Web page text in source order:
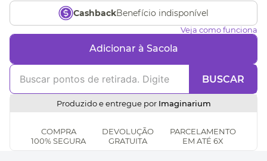
CashbackBenefício indisponível
Veja como funciona
Adicionar à Sacola
BUSCAR
Produzido e entregue por Imaginarium
COMPRA
100% SEGURA
DEVOLUÇÃO
GRATUITA
PARCELAMENTO
EM ATÉ 6X